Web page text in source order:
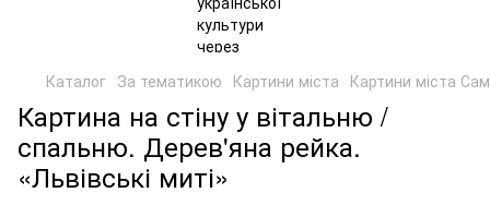
Каталог За тематикою Картини міста Картини міста
Картина на стіну у вітальню /
спальню. Дерев'яна рейка.
«Львівські миті»